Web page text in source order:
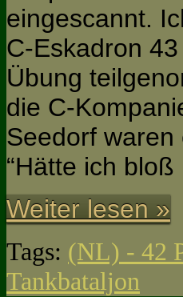
eingescannt.
C-Eskadron
Übung
die C-
Seedorf
“Hätte ich
Weiter lesen »
Tags: (NL) - 42
Tankbataljon